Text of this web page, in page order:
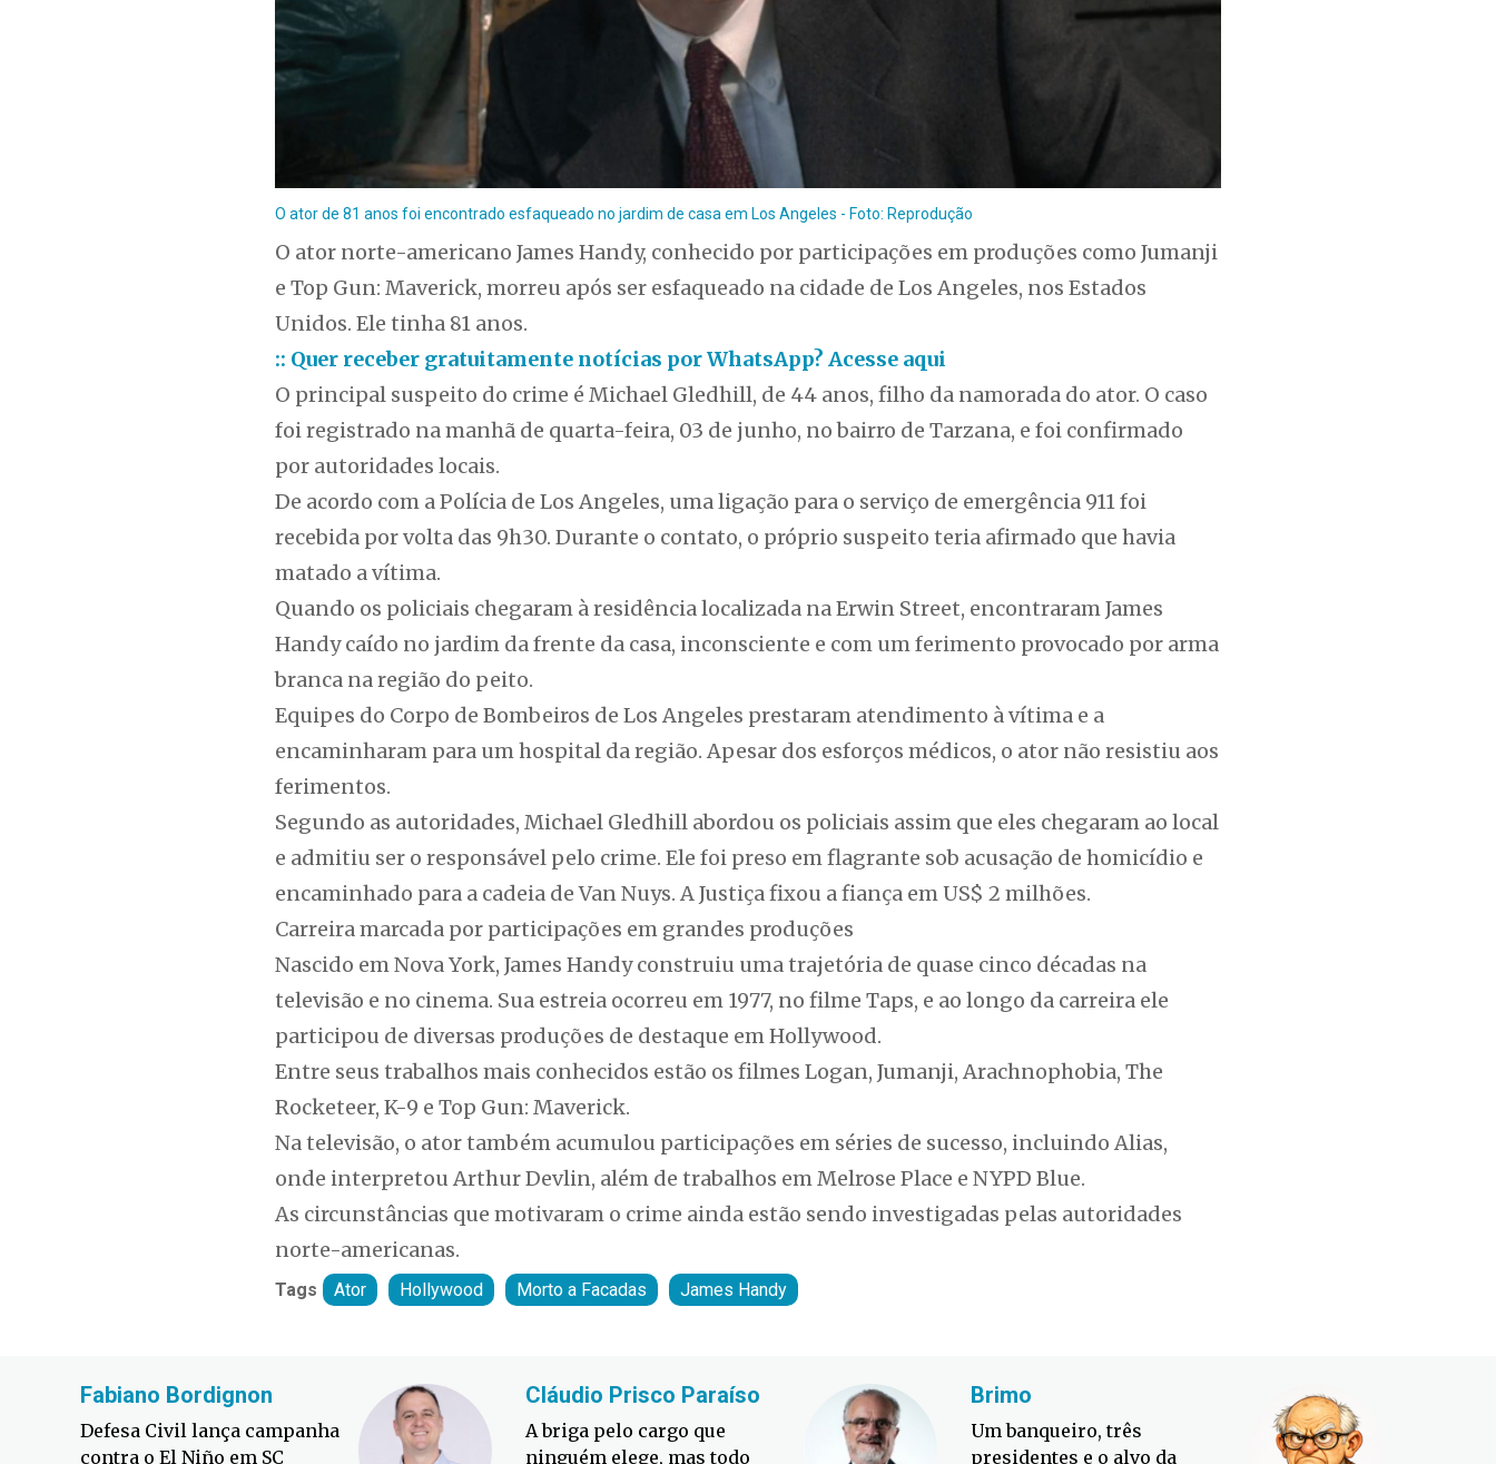
O ator de 81 anos foi encontrado esfaqueado no jardim de casa em Los Angeles - Foto: Reprodução
O ator norte-americano James Handy, conhecido por participações em produções como Jumanji
e Top Gun: Maverick, morreu após ser esfaqueado na cidade de Los Angeles, nos Estados
Unidos. Ele tinha 81 anos.
:: Quer receber gratuitamente notícias por WhatsApp? Acesse aqui
O principal suspeito do crime é Michael Gledhill, de 44 anos, filho da namorada do ator. O caso
foi registrado na manhã de quarta-feira, 03 de junho, no bairro de Tarzana, e foi confirmado
por autoridades locais.
De acordo com a Polícia de Los Angeles, uma ligação para o serviço de emergência 911 foi
recebida por volta das 9h30. Durante o contato, o próprio suspeito teria afirmado que havia
matado a vítima.
Quando os policiais chegaram à residência localizada na Erwin Street, encontraram James
Handy caído no jardim da frente da casa, inconsciente e com um ferimento provocado por arma
branca na região do peito.
Equipes do Corpo de Bombeiros de Los Angeles prestaram atendimento à vítima e a
encaminharam para um hospital da região. Apesar dos esforços médicos, o ator não resistiu aos
ferimentos.
Segundo as autoridades, Michael Gledhill abordou os policiais assim que eles chegaram ao local
e admitiu ser o responsável pelo crime. Ele foi preso em flagrante sob acusação de homicídio e
encaminhado para a cadeia de Van Nuys. A Justiça fixou a fiança em US$ 2 milhões.
Carreira marcada por participações em grandes produções
Nascido em Nova York, James Handy construiu uma trajetória de quase cinco décadas na
televisão e no cinema. Sua estreia ocorreu em 1977, no filme Taps, e ao longo da carreira ele
participou de diversas produções de destaque em Hollywood.
Entre seus trabalhos mais conhecidos estão os filmes Logan, Jumanji, Arachnophobia, The
Rocketeer, K-9 e Top Gun: Maverick.
Na televisão, o ator também acumulou participações em séries de sucesso, incluindo Alias,
onde interpretou Arthur Devlin, além de trabalhos em Melrose Place e NYPD Blue.
As circunstâncias que motivaram o crime ainda estão sendo investigadas pelas autoridades
norte-americanas.
Tags Ator Hollywood Morto a Facadas James Handy
Fabiano Bordignon
Defesa Civil lança campanha
contra o El Niño em SC
Cláudio Prisco Paraíso
A briga pelo cargo que
ninguém elege, mas todo
Brimo
Um banqueiro, três
presidentes e o alvo da